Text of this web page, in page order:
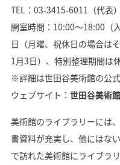
TEL：03-3415-6011（代表）
開室時間：10:00〜18:00（
日（月曜、祝休日の場合は
1月3日）、特別整理期間は
※詳細は世田谷美術館の公
ウェブサイト： 世田谷美術
美術館のライブラリーには
書資料が充実し、他にはな
で訪れた美術館にライブラ